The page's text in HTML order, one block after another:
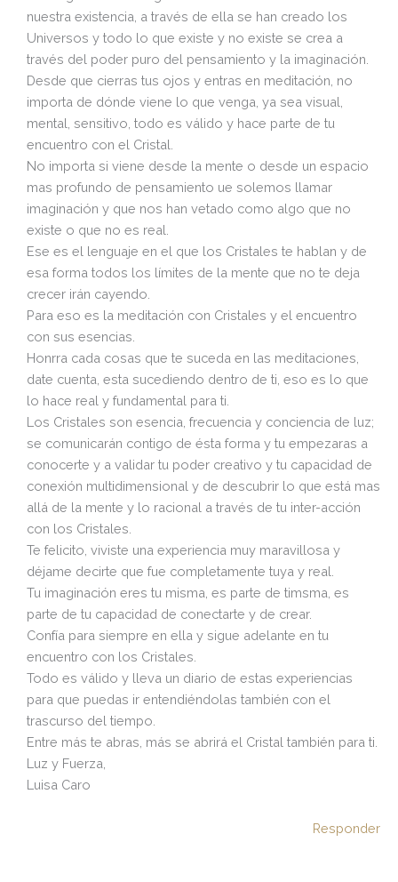
nuestra existencia, a través de ella se han creado los
Universos y todo lo que existe y no existe se crea a
través del poder puro del pensamiento y la imaginación.
Desde que cierras tus ojos y entras en meditación, no
importa de dónde viene lo que venga, ya sea visual,
mental, sensitivo, todo es válido y hace parte de tu
encuentro con el Cristal.
No importa si viene desde la mente o desde un espacio
mas profundo de pensamiento ue solemos llamar
imaginación y que nos han vetado como algo que no
existe o que no es real.
Ese es el lenguaje en el que los Cristales te hablan y de
esa forma todos los límites de la mente que no te deja
crecer irán cayendo.
Para eso es la meditación con Cristales y el encuentro
con sus esencias.
Honrra cada cosas que te suceda en las meditaciones,
date cuenta, esta sucediendo dentro de ti, eso es lo que
lo hace real y fundamental para ti.
Los Cristales son esencia, frecuencia y conciencia de luz;
se comunicarán contigo de ésta forma y tu empezaras a
conocerte y a validar tu poder creativo y tu capacidad de
conexión multidimensional y de descubrir lo que está mas
allá de la mente y lo racional a través de tu inter-acción
con los Cristales.
Te felicito, viviste una experiencia muy maravillosa y
déjame decirte que fue completamente tuya y real.
Tu imaginación eres tu misma, es parte de timsma, es
parte de tu capacidad de conectarte y de crear.
Confía para siempre en ella y sigue adelante en tu
encuentro con los Cristales.
Todo es válido y lleva un diario de estas experiencias
para que puedas ir entendiéndolas también con el
trascurso del tiempo.
Entre más te abras, más se abrirá el Cristal también para ti.
Luz y Fuerza,
Luisa Caro
Responder